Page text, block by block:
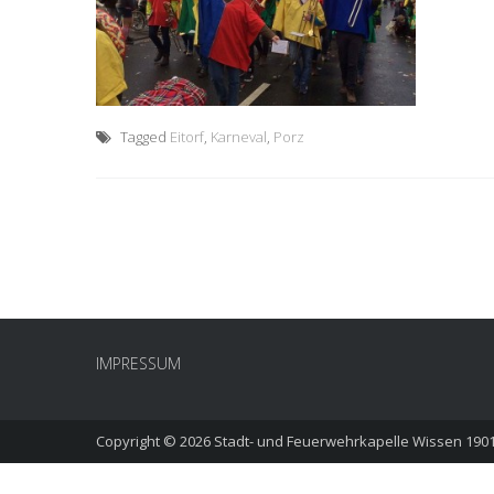
Tagged Eitorf, Karneval, Porz
IMPRESSUM
Copyright © 2026 Stadt- und Feuerwehrkapelle Wissen